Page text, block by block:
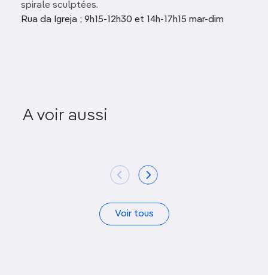
spirale sculptées.
Rua da Igreja ; 9h15-12h30 et 14h-17h15 mar-dim
A voir aussi
Convento dos Lóios
Voir tous